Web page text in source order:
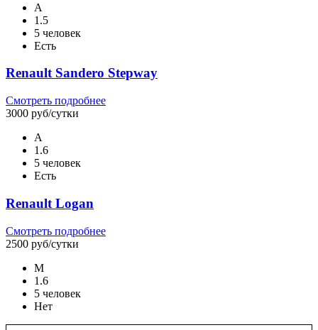
А
1.5
5 человек
Есть
Renault Sandero Stepway
Смотреть подробнее
3000 руб/сутки
А
1.6
5 человек
Есть
Renault Logan
Смотреть подробнее
2500 руб/сутки
М
1.6
5 человек
Нет